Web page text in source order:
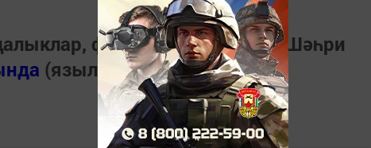
фото һәм видеолар «Шәһри
(язылыгыз).